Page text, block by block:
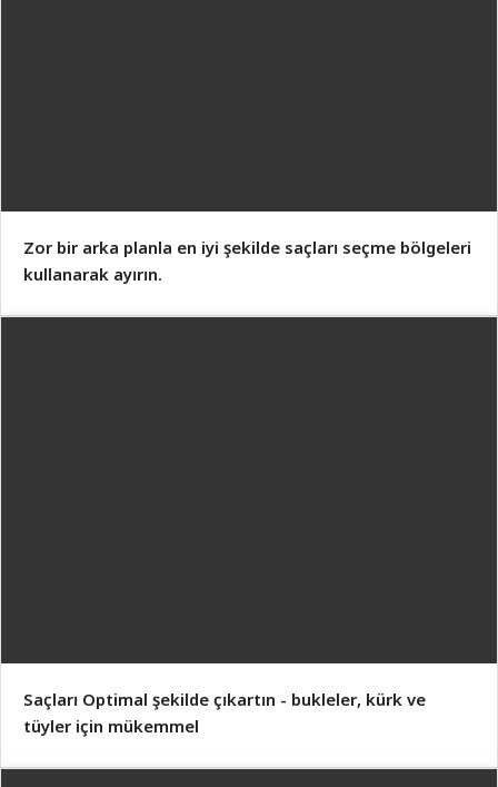
Zor bir arka planla en iyi şekilde saçları seçme bölgeleri
kullanarak ayırın.
Saçları Optimal şekilde çıkartın - bukleler, kürk ve
tüyler için mükemmel